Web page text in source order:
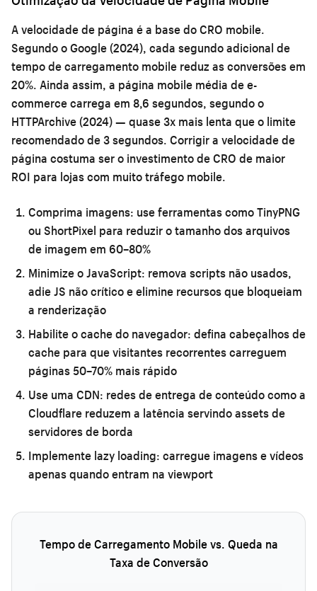
A velocidade de página é a base do CRO mobile.
Segundo o Google (2024), cada segundo adicional de
tempo de carregamento mobile reduz as conversões em
20%. Ainda assim, a página mobile média de e-
commerce carrega em 8,6 segundos, segundo o
HTTPArchive (2024) — quase 3x mais lenta que o limite
recomendado de 3 segundos. Corrigir a velocidade de
página costuma ser o investimento de CRO de maior
ROI para lojas com muito tráfego mobile.
Comprima imagens: use ferramentas como TinyPNG
ou ShortPixel para reduzir o tamanho dos arquivos
de imagem em 60–80%
Minimize o JavaScript: remova scripts não usados,
adie JS não crítico e elimine recursos que bloqueiam
a renderização
Habilite o cache do navegador: defina cabeçalhos de
cache para que visitantes recorrentes carreguem
páginas 50–70% mais rápido
Use uma CDN: redes de entrega de conteúdo como a
Cloudflare reduzem a latência servindo assets de
servidores de borda
Implemente lazy loading: carregue imagens e vídeos
apenas quando entram na viewport
Tempo de Carregamento Mobile vs. Queda na
Taxa de Conversão